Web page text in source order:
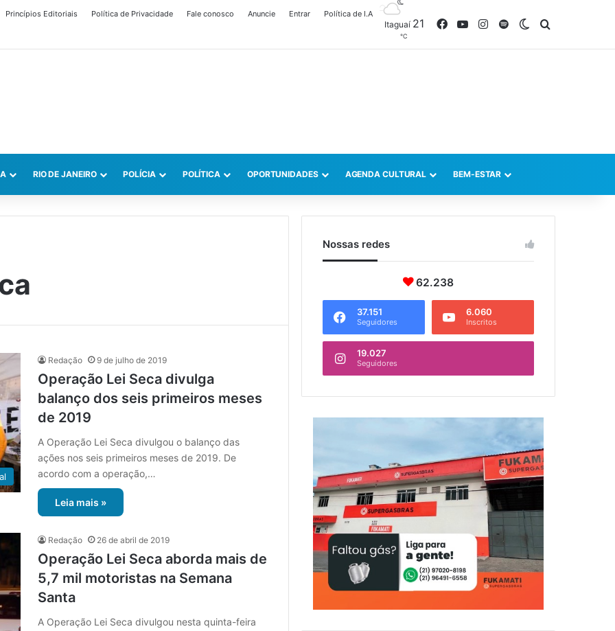
Princípios Editoriais Política de Privacidade Fale conosco Anuncie Entrar Política de I.A
Itaguaí 21
℃
FacebookYouTubeInstagram
SpotifySwitch skin
RIO DE JANEIRO POLÍCIA POLÍTICA OPORTUNIDADES AGENDA CULTURAL BEM-ESTAR
Redação 9 de julho de 2019
Operação Lei Seca divulga
balanço dos seis primeiros meses
de 2019
A Operação Lei Seca divulgou o balanço das
ações nos seis primeiros meses de 2019. De
acordo com a operação,…
Leia mais »
Redação 26 de abril de 2019
Operação Lei Seca aborda mais de
5,7 mil motoristas na Semana
Santa
A Operação Lei Seca divulgou nesta quinta-feira
Nossas redes
62.238
37.151
Seguidores
6.060
Inscritos
19.027
Seguidores